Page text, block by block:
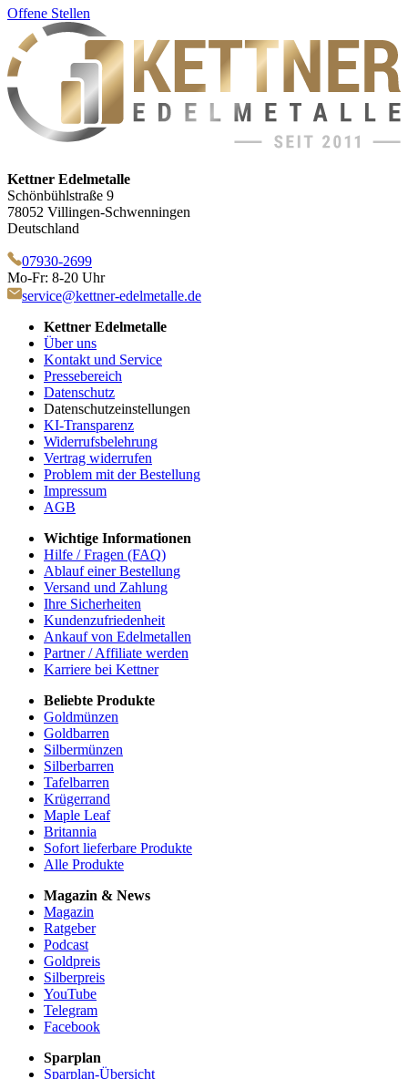
Offene Stellen
Kettner Edelmetalle
Schönbühlstraße 9
78052 Villingen-Schwenningen
Deutschland
07930-2699
Mo-Fr: 8-20 Uhr
service@kettner-edelmetalle.de
Kettner Edelmetalle
Über uns
Kontakt und Service
Pressebereich
Datenschutz
Datenschutzeinstellungen
KI-Transparenz
Widerrufsbelehrung
Vertrag widerrufen
Problem mit der Bestellung
Impressum
AGB
Wichtige Informationen
Hilfe / Fragen (FAQ)
Ablauf einer Bestellung
Versand und Zahlung
Ihre Sicherheiten
Kundenzufriedenheit
Ankauf von Edelmetallen
Partner / Affiliate werden
Karriere bei Kettner
Beliebte Produkte
Goldmünzen
Goldbarren
Silbermünzen
Silberbarren
Tafelbarren
Krügerrand
Maple Leaf
Britannia
Sofort lieferbare Produkte
Alle Produkte
Magazin & News
Magazin
Ratgeber
Podcast
Goldpreis
Silberpreis
YouTube
Telegram
Facebook
Sparplan
Sparplan-Übersicht